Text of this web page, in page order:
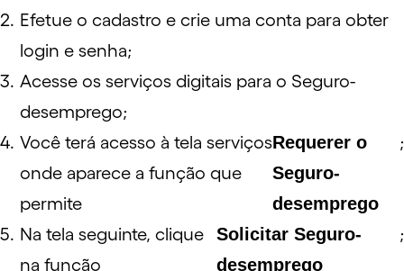
Efetue o cadastro e crie uma conta para obter
login e senha;
Acesse os serviços digitais para o Seguro-
desemprego;
Você terá acesso à tela serviços
onde aparece a função que
permite
Requerer o
Seguro-
desemprego
;
Na tela seguinte, clique
na função
Solicitar Seguro-
desemprego
;